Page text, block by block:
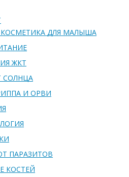
КОСМЕТИКА ДЛЯ МАЛЫША
ЖКТ
СОЛНЦА
И ОРВИ
ПАРАЗИТОВ
КОСТЕЙ